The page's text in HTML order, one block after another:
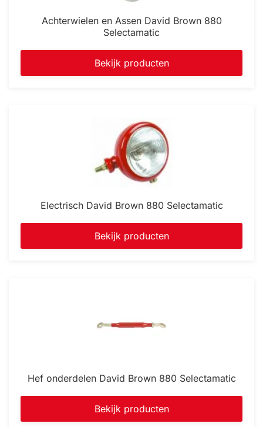
Achterwielen en Assen David Brown 880
Selectamatic
Bekijk producten
Electrisch David Brown 880 Selectamatic
Bekijk producten
Hef onderdelen David Brown 880 Selectamatic
Bekijk producten